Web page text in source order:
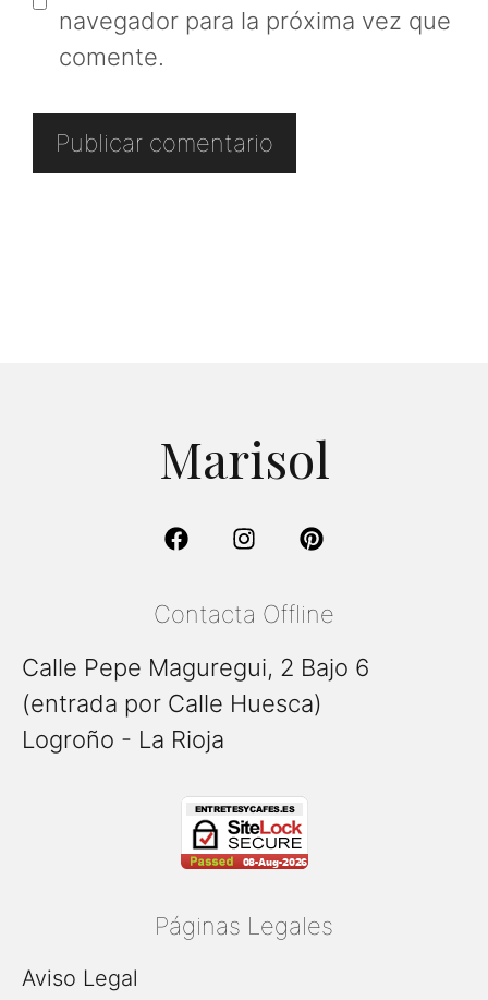
navegador para la próxima vez que
comente.
Páginas Legales
Aviso Legal
Marisol
Contacta Offline
Calle Pepe Maguregui, 2 Bajo 6
(entrada por Calle Huesca)
Logroño - La Rioja